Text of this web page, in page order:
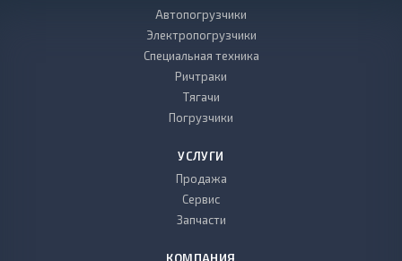
Автопогрузчики
Электропогрузчики
Специальная техника
Ричтраки
Тягачи
Погрузчики
УСЛУГИ
Продажа
Сервис
Запчасти
КОМПАНИЯ